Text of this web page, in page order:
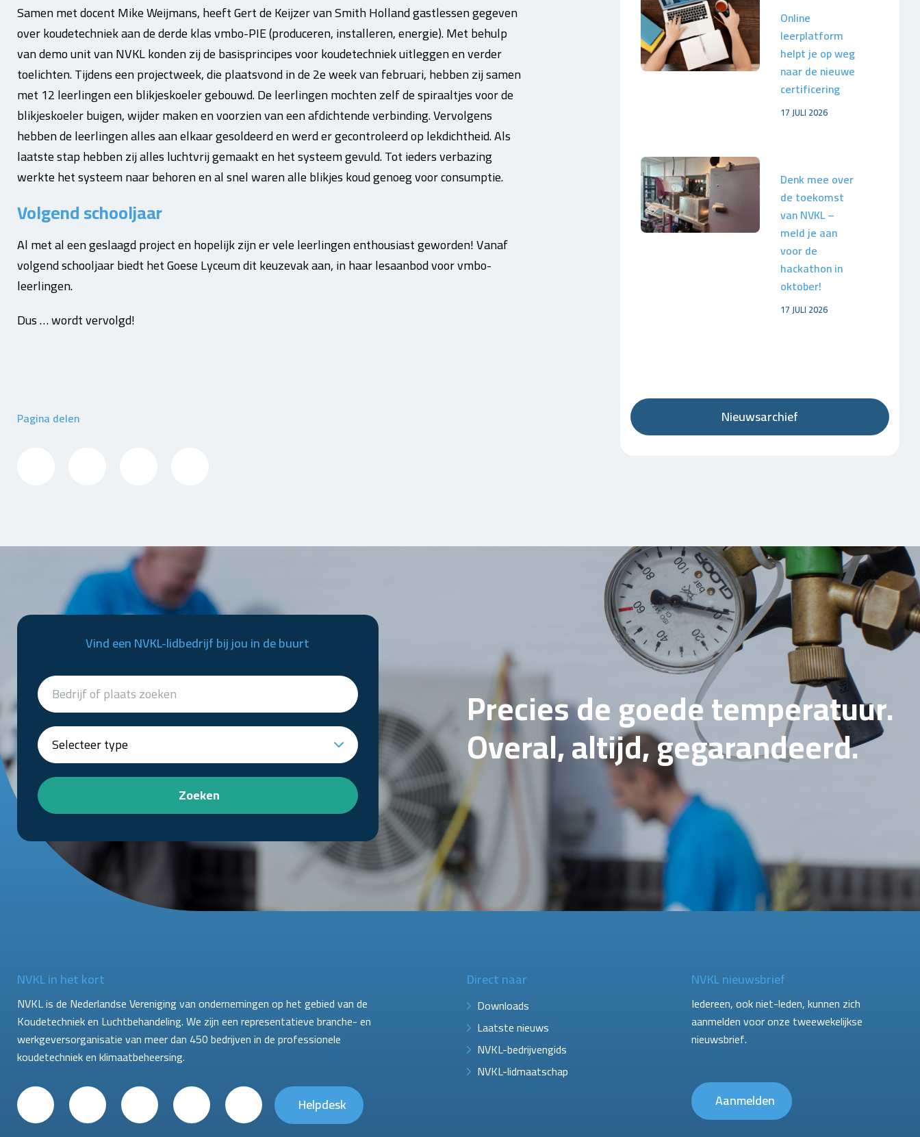
Samen met docent Mike Weijmans, heeft Gert de Keijzer van Smith Holland gastlessen gegeven
over koudetechniek aan de derde klas vmbo-PIE (produceren, installeren, energie). Met behulp
van demo unit van NVKL konden zij de basisprincipes voor koudetechniek uitleggen en verder
toelichten. Tijdens een projectweek, die plaatsvond in de 2e week van februari, hebben zij samen
met 12 leerlingen een blikjeskoeler gebouwd. De leerlingen mochten zelf de spiraaltjes voor de
blikjeskoeler buigen, wijder maken en voorzien van een afdichtende verbinding. Vervolgens
hebben de leerlingen alles aan elkaar gesoldeerd en werd er gecontroleerd op lekdichtheid. Als
laatste stap hebben zij alles luchtvrij gemaakt en het systeem gevuld. Tot ieders verbazing
werkte het systeem naar behoren en al snel waren alle blikjes koud genoeg voor consumptie.
Volgend schooljaar
Al met al een geslaagd project en hopelijk zijn er vele leerlingen enthousiast geworden! Vanaf
volgend schooljaar biedt het Goese Lyceum dit keuzevak aan, in haar lesaanbod voor vmbo-
leerlingen.
Dus … wordt vervolgd!
Pagina delen
Online
leerplatform
helpt je op weg
naar de nieuwe
certificering
17 JULI 2026
Denk mee over
de toekomst
van NVKL –
meld je aan
voor de
hackathon in
oktober!
17 JULI 2026
Nieuwsarchief
Vind een NVKL-lidbedrijf bij jou in de buurt
Zoeken
Precies de goede temperatuur.
Overal, altijd, gegarandeerd.
NVKL in het kort
NVKL is de Nederlandse Vereniging van ondernemingen op het gebied van de
Koudetechniek en Luchtbehandeling. We zijn een representatieve branche- en
werkgeversorganisatie van meer dan 450 bedrijven in de professionele
koudetechniek en klimaatbeheersing.
Helpdesk
Direct naar
Downloads
Laatste nieuws
NVKL-bedrijvengids
NVKL-lidmaatschap
NVKL nieuwsbrief
Iedereen, ook niet-leden, kunnen zich
aanmelden voor onze tweewekelijkse
nieuwsbrief.
Aanmelden